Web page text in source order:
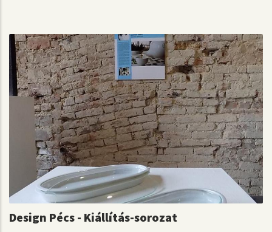
Design Pécs - Kiállítás-sorozat